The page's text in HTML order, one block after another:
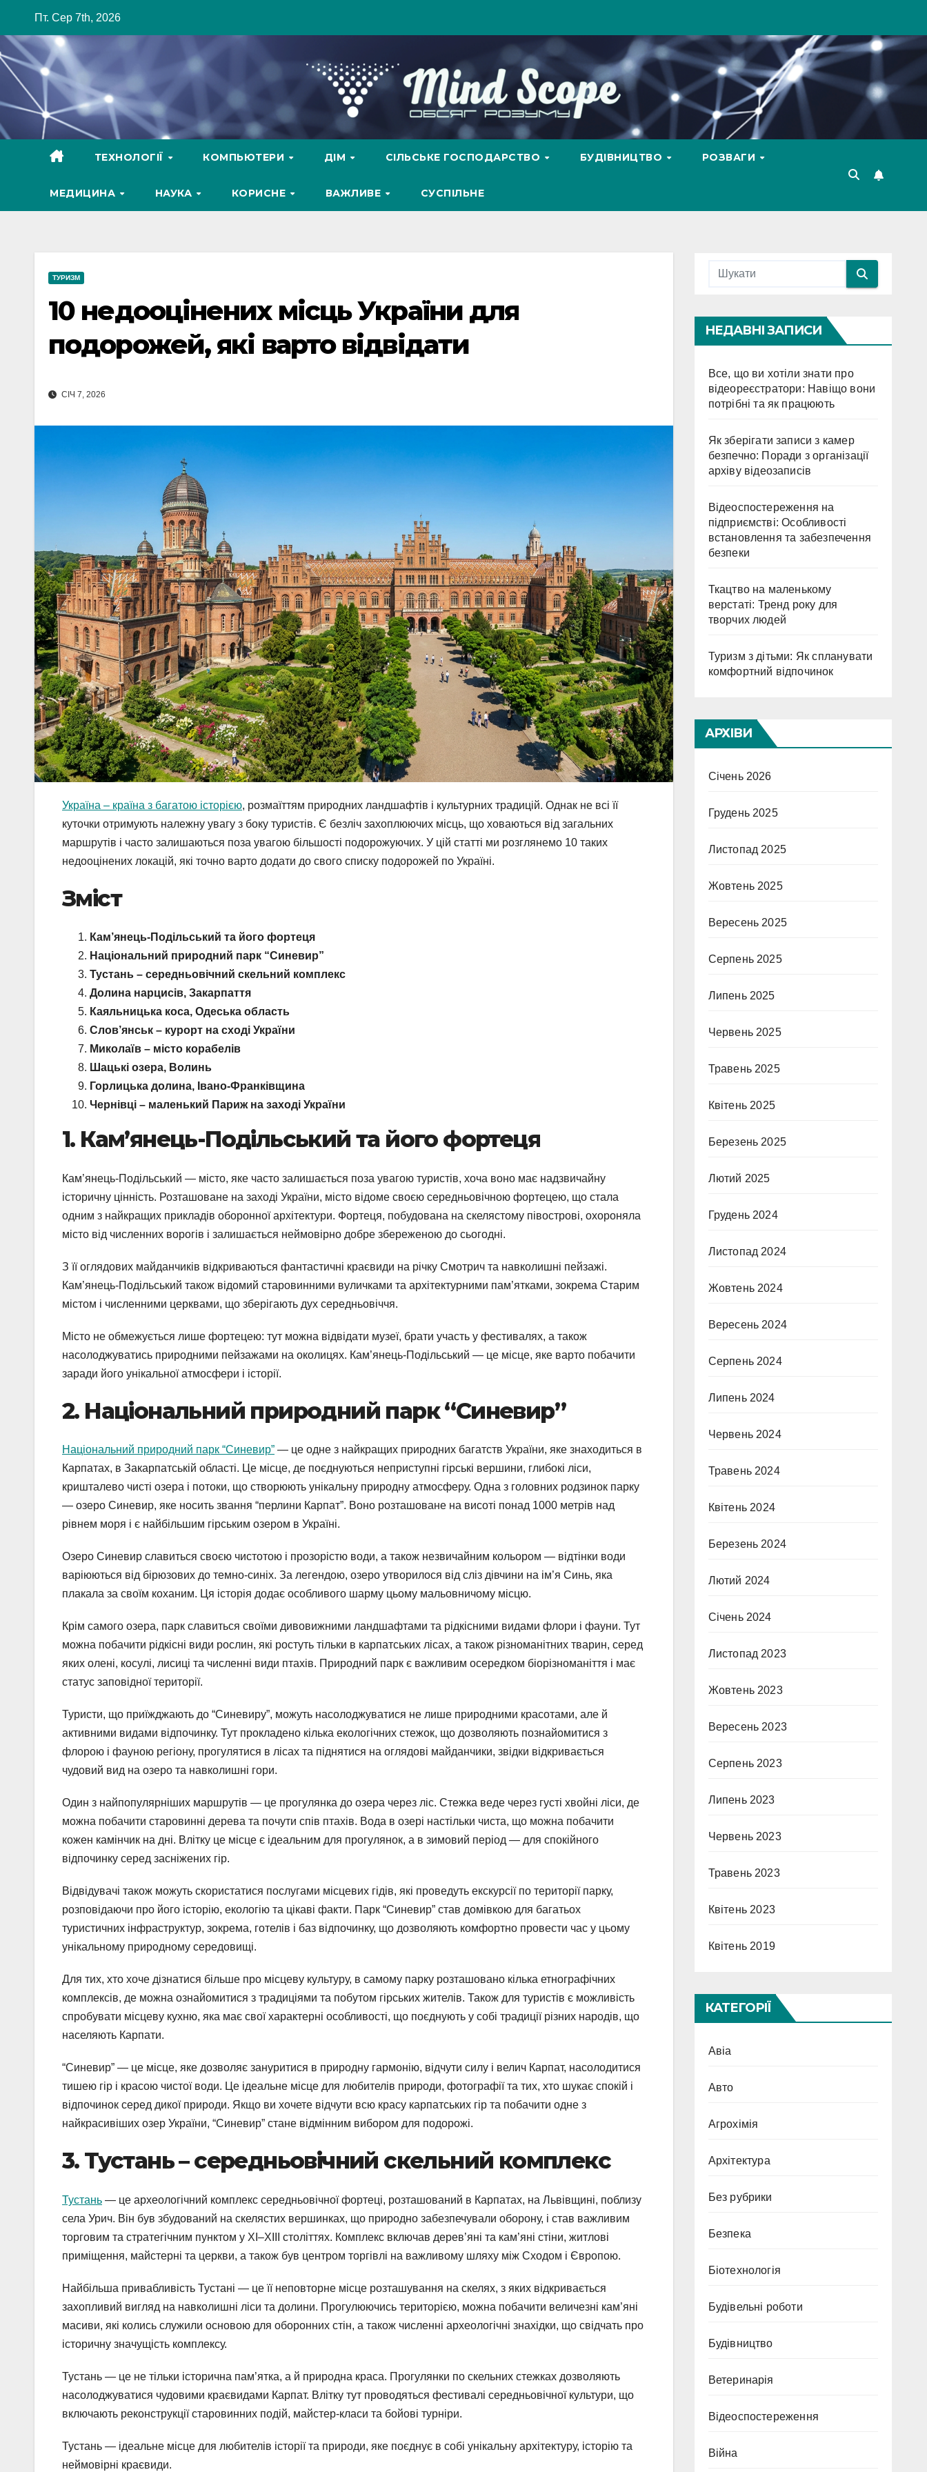
content
Пт. Сер 7th, 2026
ТЕХНОЛОГІЇ КОМПЬЮТЕРИ ДІМ СІЛЬСЬКЕ ГОСПОДАРСТВО БУДІВНИЦТВО РОЗВАГИ
МЕДИЦИНА НАУКА КОРИСНЕ ВАЖЛИВЕ СУСПІЛЬНЕ
ТУРИЗМ
10 недооцінених місць України для
подорожей, які варто відвідати
СІЧ 7, 2026
Україна – країна з багатою історією, розмаїттям природних ландшафтів і культурних традицій. Однак не всі її
куточки отримують належну увагу з боку туристів. Є безліч захоплюючих місць, що ховаються від загальних
маршрутів і часто залишаються поза увагою більшості подорожуючих. У цій статті ми розглянемо 10 таких
недооцінених локацій, які точно варто додати до свого списку подорожей по Україні.
Зміст
Кам’янець-Подільський та його фортеця
Національний природний парк “Синевир”
Тустань – середньовічний скельний комплекс
Долина нарцисів, Закарпаття
Каяльницька коса, Одеська область
Слов’янськ – курорт на сході України
Миколаїв – місто корабелів
Шацькі озера, Волинь
Горлицька долина, Івано-Франківщина
Чернівці – маленький Париж на заході України
1. Кам’янець-Подільський та його фортеця
Кам’янець-Подільський — місто, яке часто залишається поза увагою туристів, хоча воно має надзвичайну
історичну цінність. Розташоване на заході України, місто відоме своєю середньовічною фортецею, що стала
одним з найкращих прикладів оборонної архітектури. Фортеця, побудована на скелястому півострові, охороняла
місто від численних ворогів і залишається неймовірно добре збереженою до сьогодні.
З її оглядових майданчиків відкриваються фантастичні краєвиди на річку Смотрич та навколишні пейзажі.
Кам’янець-Подільський також відомий старовинними вуличками та архітектурними пам’ятками, зокрема Старим
містом і численними церквами, що зберігають дух середньовіччя.
Місто не обмежується лише фортецею: тут можна відвідати музеї, брати участь у фестивалях, а також
насолоджуватись природними пейзажами на околицях. Кам’янець-Подільський — це місце, яке варто побачити
заради його унікальної атмосфери і історії.
2. Національний природний парк “Синевир”
Національний природний парк “Синевир” — це одне з найкращих природних багатств України, яке знаходиться в
Карпатах, в Закарпатській області. Це місце, де поєднуються неприступні гірські вершини, глибокі ліси,
кришталево чисті озера і потоки, що створюють унікальну природну атмосферу. Одна з головних родзинок парку
— озеро Синевир, яке носить звання “перлини Карпат”. Воно розташоване на висоті понад 1000 метрів над
рівнем моря і є найбільшим гірським озером в Україні.
Озеро Синевир славиться своєю чистотою і прозорістю води, а також незвичайним кольором — відтінки води
варіюються від бірюзових до темно-синіх. За легендою, озеро утворилося від сліз дівчини на ім’я Синь, яка
плакала за своїм коханим. Ця історія додає особливого шарму цьому мальовничому місцю.
Крім самого озера, парк славиться своїми дивовижними ландшафтами та рідкісними видами флори і фауни. Тут
можна побачити рідкісні види рослин, які ростуть тільки в карпатських лісах, а також різноманітних тварин, серед
яких олені, косулі, лисиці та численні види птахів. Природний парк є важливим осередком біорізноманіття і має
статус заповідної території.
Туристи, що приїжджають до “Синевиру”, можуть насолоджуватися не лише природними красотами, але й
активними видами відпочинку. Тут прокладено кілька екологічних стежок, що дозволяють познайомитися з
флорою і фауною регіону, прогулятися в лісах та піднятися на оглядові майданчики, звідки відкривається
чудовий вид на озеро та навколишні гори.
Один з найпопулярніших маршрутів — це прогулянка до озера через ліс. Стежка веде через густі хвойні ліси, де
можна побачити старовинні дерева та почути спів птахів. Вода в озері настільки чиста, що можна побачити
кожен камінчик на дні. Влітку це місце є ідеальним для прогулянок, а в зимовий період — для спокійного
відпочинку серед засніжених гір.
Відвідувачі також можуть скористатися послугами місцевих гідів, які проведуть екскурсії по території парку,
розповідаючи про його історію, екологію та цікаві факти. Парк “Синевир” став домівкою для багатьох
туристичних інфраструктур, зокрема, готелів і баз відпочинку, що дозволяють комфортно провести час у цьому
унікальному природному середовищі.
Для тих, хто хоче дізнатися більше про місцеву культуру, в самому парку розташовано кілька етнографічних
комплексів, де можна ознайомитися з традиціями та побутом гірських жителів. Також для туристів є можливість
спробувати місцеву кухню, яка має свої характерні особливості, що поєднують у собі традиції різних народів, що
населяють Карпати.
“Синевир” — це місце, яке дозволяє зануритися в природну гармонію, відчути силу і велич Карпат, насолодитися
тишею гір і красою чистої води. Це ідеальне місце для любителів природи, фотографії та тих, хто шукає спокій і
відпочинок серед дикої природи. Якщо ви хочете відчути всю красу карпатських гір та побачити одне з
найкрасивіших озер України, “Синевир” стане відмінним вибором для подорожі.
3. Тустань – середньовічний скельний комплекс
Тустань — це археологічний комплекс середньовічної фортеці, розташований в Карпатах, на Львівщині, поблизу
села Урич. Він був збудований на скелястих вершинках, що природно забезпечували оборону, і став важливим
торговим та стратегічним пунктом у XI–XIII століттях. Комплекс включав дерев’яні та кам’яні стіни, житлові
приміщення, майстерні та церкви, а також був центром торгівлі на важливому шляху між Сходом і Європою.
Найбільша привабливість Тустані — це її неповторне місце розташування на скелях, з яких відкривається
захопливий вигляд на навколишні ліси та долини. Прогулюючись територією, можна побачити величезні кам’яні
масиви, які колись служили основою для оборонних стін, а також численні археологічні знахідки, що свідчать про
історичну значущість комплексу.
Тустань — це не тільки історична пам’ятка, а й природна краса. Прогулянки по скельних стежках дозволяють
насолоджуватися чудовими краєвидами Карпат. Влітку тут проводяться фестивалі середньовічної культури, що
включають реконструкції старовинних подій, майстер-класи та бойові турніри.
Тустань — ідеальне місце для любителів історії та природи, яке поєднує в собі унікальну архітектуру, історію та
неймовірні краєвиди.
НЕДАВНІ ЗАПИСИ
Все, що ви хотіли знати про
відеореєстратори: Навіщо вони
потрібні та як працюють
Як зберігати записи з камер
безпечно: Поради з організації
архіву відеозаписів
Відеоспостереження на
підприємстві: Особливості
встановлення та забезпечення
безпеки
Ткацтво на маленькому
верстаті: Тренд року для
творчих людей
Туризм з дітьми: Як спланувати
комфортний відпочинок
АРХІВИ
Січень 2026
Грудень 2025
Листопад 2025
Жовтень 2025
Вересень 2025
Серпень 2025
Липень 2025
Червень 2025
Травень 2025
Квітень 2025
Березень 2025
Лютий 2025
Грудень 2024
Листопад 2024
Жовтень 2024
Вересень 2024
Серпень 2024
Липень 2024
Червень 2024
Травень 2024
Квітень 2024
Березень 2024
Лютий 2024
Січень 2024
Листопад 2023
Жовтень 2023
Вересень 2023
Серпень 2023
Липень 2023
Червень 2023
Травень 2023
Квітень 2023
Квітень 2019
КАТЕГОРІЇ
Авіа
Авто
Агрохімія
Архітектура
Без рубрики
Безпека
Біотехнологія
Будівельні роботи
Будівництво
Ветеринарія
Відеоспостереження
Війна